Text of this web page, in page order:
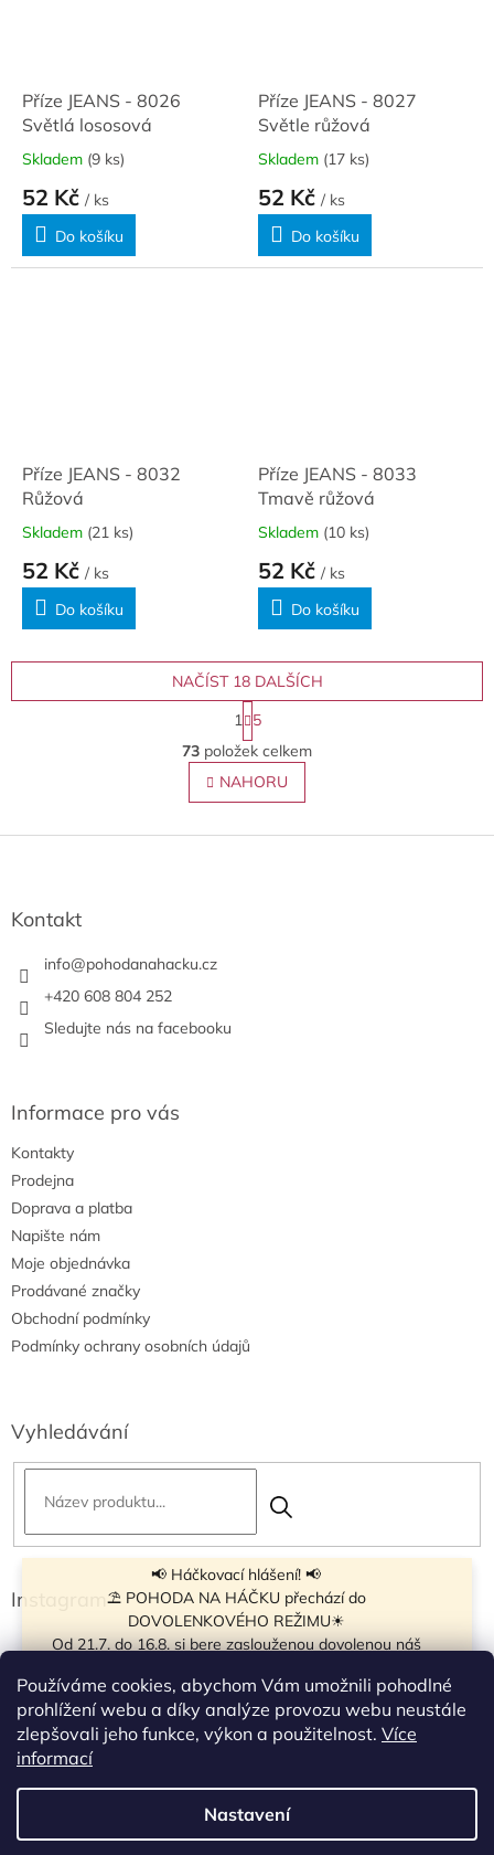
Používáme cookies, abychom Vám umožnili pohodlné
prohlížení webu a díky analýze provozu webu neustále
zlepšovali jeho funkce, výkon a použitelnost. Více
informací
Nastavení
📢 Háčkovací hlášení! 📢
⛱ POHODA NA HÁČKU přechází do
DOVOLENKOVÉHO REŽIMU☀
Od 21.7. do 16.8. si bere zaslouženou dovolenou náš
krátkou pauzu.
Objednávky přijímáme dál - klubíčka, která máme
vyrobená, odešleme bez zdržení. U ostatních se doba
☀
Od 7.8. do 14.8. si dovolenou bude užívat obchůdek v
Příze JEANS - 8026
Světlá lososová
Skladem (9 ks)
52 Kč / ks
Do košíku
Příze JEANS - 8027
Světle růžová
Skladem (17 ks)
52 Kč / ks
Do košíku
Příze JEANS - 8032
Růžová
Skladem (21 ks)
52 Kč / ks
Do košíku
Příze JEANS - 8033
Tmavě růžová
Skladem (10 ks)
52 Kč / ks
Do košíku
O
v
l
á
NAČÍST 18 DALŠÍCH
S
t
r
á
n
k
v
1 5
73 položek celkem
NAHORU
Z
Kontakt
info@pohodanahacku.cz
+420 608 804 252
Sledujte nás na facebooku
Informace pro vás
Kontakty
Prodejna
Doprava a platba
Napište nám
Moje objednávka
Prodávané značky
Obchodní podmínky
Podmínky ochrany osobních údajů
Vyhledávání
Instagram
Sledovat na Instagramu
Vytvořil Shoptet